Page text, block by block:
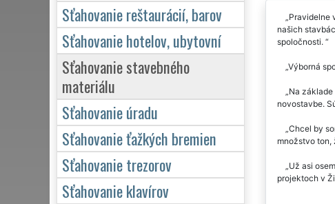
Pravidelne
našich
spoločnosti.
Výborná
Na
novostavbe.
Chcel by
množstvo ton,
Už asi
projektoch v
Sťahovanie reštaurácií, barov
Sťahovanie hotelov, ubytovní
Sťahovanie stavebného
materiálu
Sťahovanie úradu
Sťahovanie ťažkých bremien
Sťahovanie trezorov
Sťahovanie klavírov